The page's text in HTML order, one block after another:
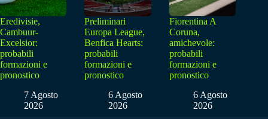
Eredivisie,
Cambuur-
Excelsior:
probabili
formazioni e
pronostico
7 Agosto
2026
Preliminari
Europa League,
Benfica Hearts:
probabili
formazioni e
pronostico
6 Agosto
2026
Fiorentina A
Coruna,
amichevole:
probabili
formazioni e
pronostico
6 Agosto
2026